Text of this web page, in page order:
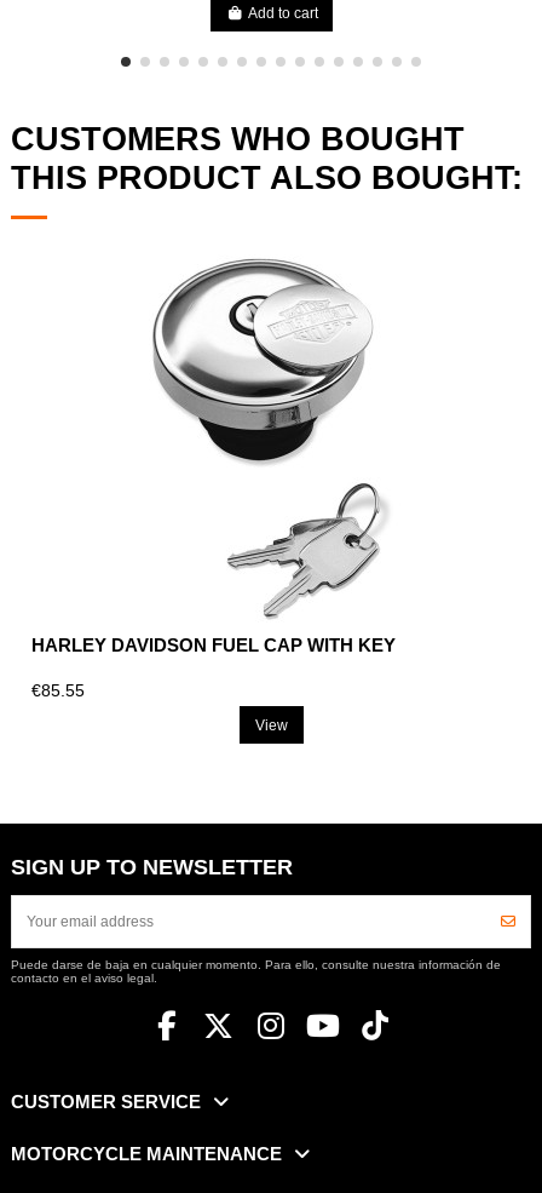
Add to cart
CUSTOMERS WHO BOUGHT
THIS PRODUCT ALSO BOUGHT:
HARLEY DAVIDSON FUEL CAP WITH KEY
€85.55
View
SIGN UP TO NEWSLETTER
Puede darse de baja en cualquier momento. Para ello, consulte nuestra información de
contacto en el aviso legal.
CUSTOMER SERVICE
MOTORCYCLE MAINTENANCE